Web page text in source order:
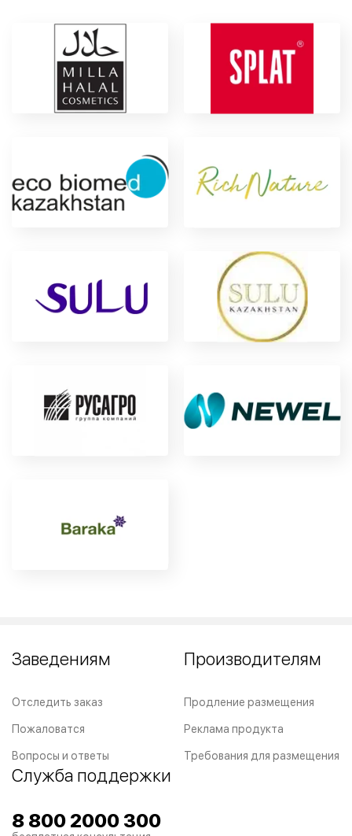
Заведениям
Отследить заказ
Пожаловатся
Вопросы и ответы
Производителям
Продление размещения
Реклама продукта
Требования для размещения
Служба поддержки
8 800 2000 300